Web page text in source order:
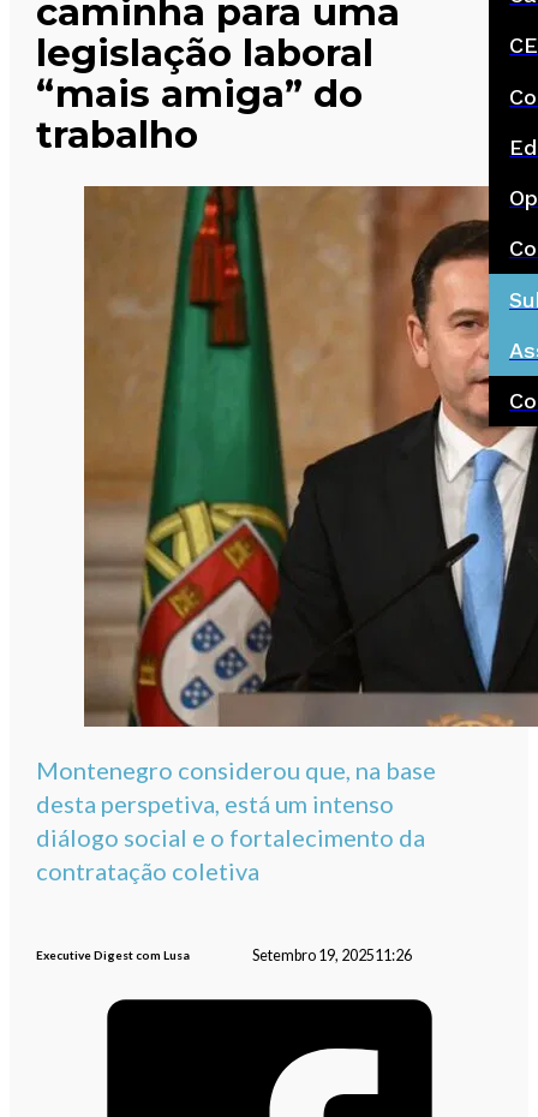
caminha para uma
legislação laboral
“mais amiga” do
trabalho
Montenegro considerou que, na base
desta perspetiva, está um intenso
diálogo social e o fortalecimento da
contratação coletiva
Executive Digest com Lusa Setembro 19, 202511:26